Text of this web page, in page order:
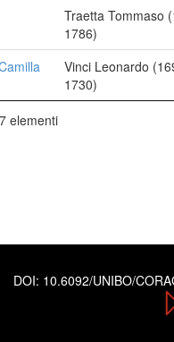
Traetta Tommaso
1786)
Vinci Leonardo
1730)
elementi
DOI: 10.6092/UNIBO/